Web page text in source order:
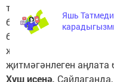
тиеш. Кулга алгач,
баш тартыгыз. Артык
башлаган дигән сүз.
җимешкә дә кызыкмау
җитмәгәнлеген аңлата
Хуш исенә.
Яшь